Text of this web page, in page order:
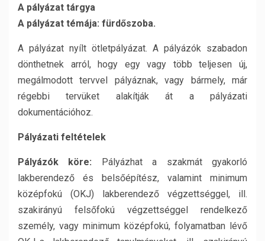
A pályázat tárgya
A pályázat témája: fürdőszoba.
A pályázat nyílt ötletpályázat. A pályázók szabadon
dönthetnek arról, hogy egy vagy több teljesen új,
megálmodott tervvel pályáznak, vagy bármely, már
régebbi tervüket alakítják át a pályázati
dokumentációhoz.
Pályázati feltételek
Pályázók köre: Pályázhat a szakmát gyakorló
lakberendező és belsőépítész, valamint minimum
középfokú (OKJ) lakberendező végzettséggel, ill.
szakirányú felsőfokú végzettséggel rendelkező
személy, vagy minimum középfokú, folyamatban lévő